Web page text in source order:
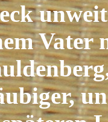
Vater